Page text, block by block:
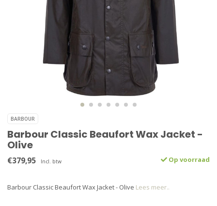
BARBOUR
Barbour Classic Beaufort Wax Jacket -
Olive
€379,95 Incl. btw Op voorraad
Barbour Classic Beaufort Wax Jacket - Olive Lees meer..